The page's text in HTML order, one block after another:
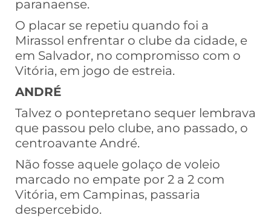
paranaense.
O placar se repetiu quando foi a
Mirassol enfrentar o clube da cidade, e
em Salvador, no compromisso com o
Vitória, em jogo de estreia.
ANDRÉ
Talvez o pontepretano sequer lembrava
que passou pelo clube, ano passado, o
centroavante André.
Não fosse aquele golaço de voleio
marcado no empate por 2 a 2 com
Vitória, em Campinas, passaria
despercebido.